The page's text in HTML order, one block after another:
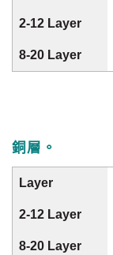
銅層。